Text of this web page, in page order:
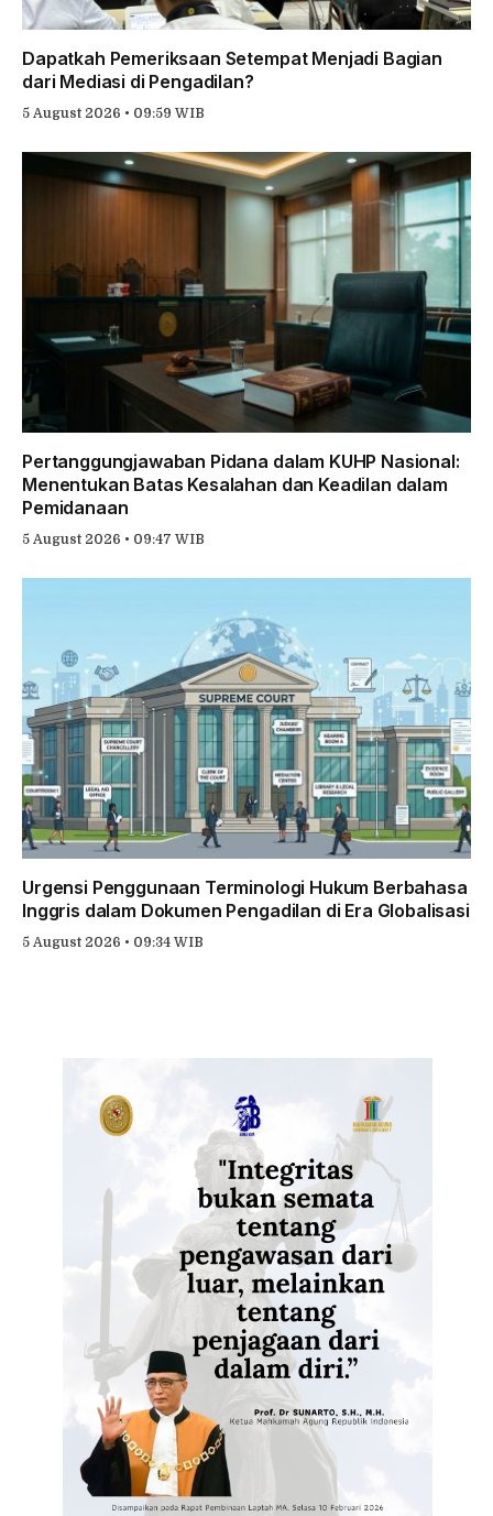
Dapatkah Pemeriksaan Setempat Menjadi Bagian
dari Mediasi di Pengadilan?
5 August 2026 • 09:59 WIB
Pertanggungjawaban Pidana dalam KUHP Nasional:
Menentukan Batas Kesalahan dan Keadilan dalam
Pemidanaan
5 August 2026 • 09:47 WIB
Urgensi Penggunaan Terminologi Hukum Berbahasa
Inggris dalam Dokumen Pengadilan di Era Globalisasi
5 August 2026 • 09:34 WIB